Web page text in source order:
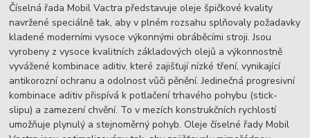
Číselná řada Mobil Vactra představuje oleje špičkové kvality
navržené speciálně tak, aby v plném rozsahu splňovaly požadavky
kladené moderními vysoce výkonnými obráběcími stroji. Jsou
vyrobeny z vysoce kvalitních základových olejů a výkonnostně
vyvážené kombinace aditiv, které zajišťují nízké tření, vynikající
antikorozní ochranu a odolnost vůči pěnění. Jedinečná progresivní
kombinace aditiv přispívá k potlačení trhavého pohybu (stick-
slipu) a zamezení chvění. To v mezích konstrukčních rychlostí
umožňuje plynulý a stejnoměrný pohyb. Oleje číselné řady Mobil